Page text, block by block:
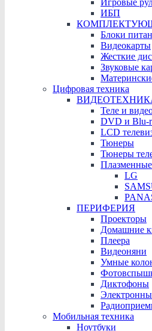
Игровые
ИБП
Блоки
Видеокарты
Жесткие
Звуковые
Цифровая техника
Теле и
DVD и Blu-
LCD
Тюнеры
Тюнеры
LG
ПЕРИФЕРИЯ
Проекторы
Домашние
Плеера
Видеоняни
Умные
Диктофоны
Мобильная техника
Ноутбуки